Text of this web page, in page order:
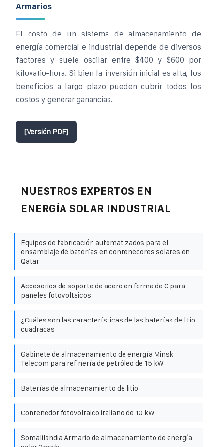
Armarios
El costo de un sistema de almacenamiento de
energía comercial e industrial depende de diversos
factores y suele oscilar entre $400 y $600 por
kilovatio-hora. Si bien la inversión inicial es alta, los
beneficios a largo plazo pueden cubrir todos los
costos y generar ganancias.
[Versión PDF]
NUESTROS EXPERTOS EN
ENERGÍA SOLAR INDUSTRIAL
Equipos de fabricación automatizados para el
ensamblaje de baterías en contenedores solares en
Qatar
Accesorios de soporte de acero en forma de C para
paneles fotovoltaicos
¿Cuáles son las características de las baterías de litio
cuadradas
Gabinete de almacenamiento de energía Minsk
Telecom para refinería de petróleo de 15 kW
Baterías de almacenamiento de litio
Contenedor fotovoltaico italiano de 10 kW
Somalilandia Armario de almacenamiento de energía